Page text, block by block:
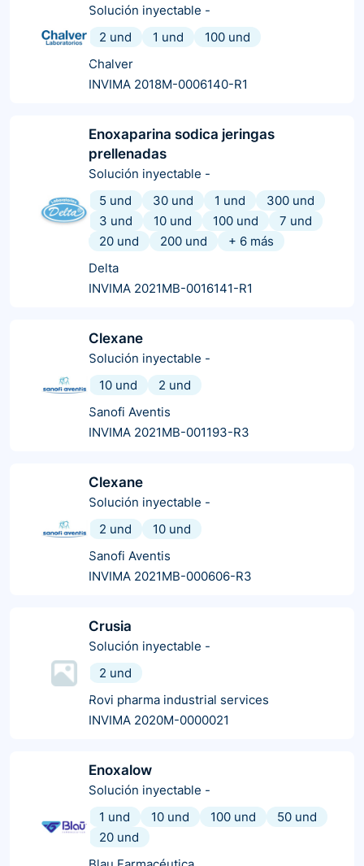
Solución inyectable -
2 und
1 und
100 und
Chalver
INVIMA 2018M-0006140-R1
Enoxaparina sodica jeringas
prellenadas
Solución inyectable -
5 und
30 und 1 und
300 und
3 und
10 und 100 und
7 und
20 und
200 und + 6 más
Delta
INVIMA 2021MB-0016141-R1
Clexane
Solución inyectable -
10 und
2 und
Sanofi Aventis
INVIMA 2021MB-001193-R3
Clexane
Solución inyectable -
2 und
10 und
Sanofi Aventis
INVIMA 2021MB-000606-R3
Crusia
Solución inyectable -
2 und
Rovi pharma industrial services
INVIMA 2020M-0000021
Enoxalow
Solución inyectable -
1 und
10 und 100 und
50 und
20 und